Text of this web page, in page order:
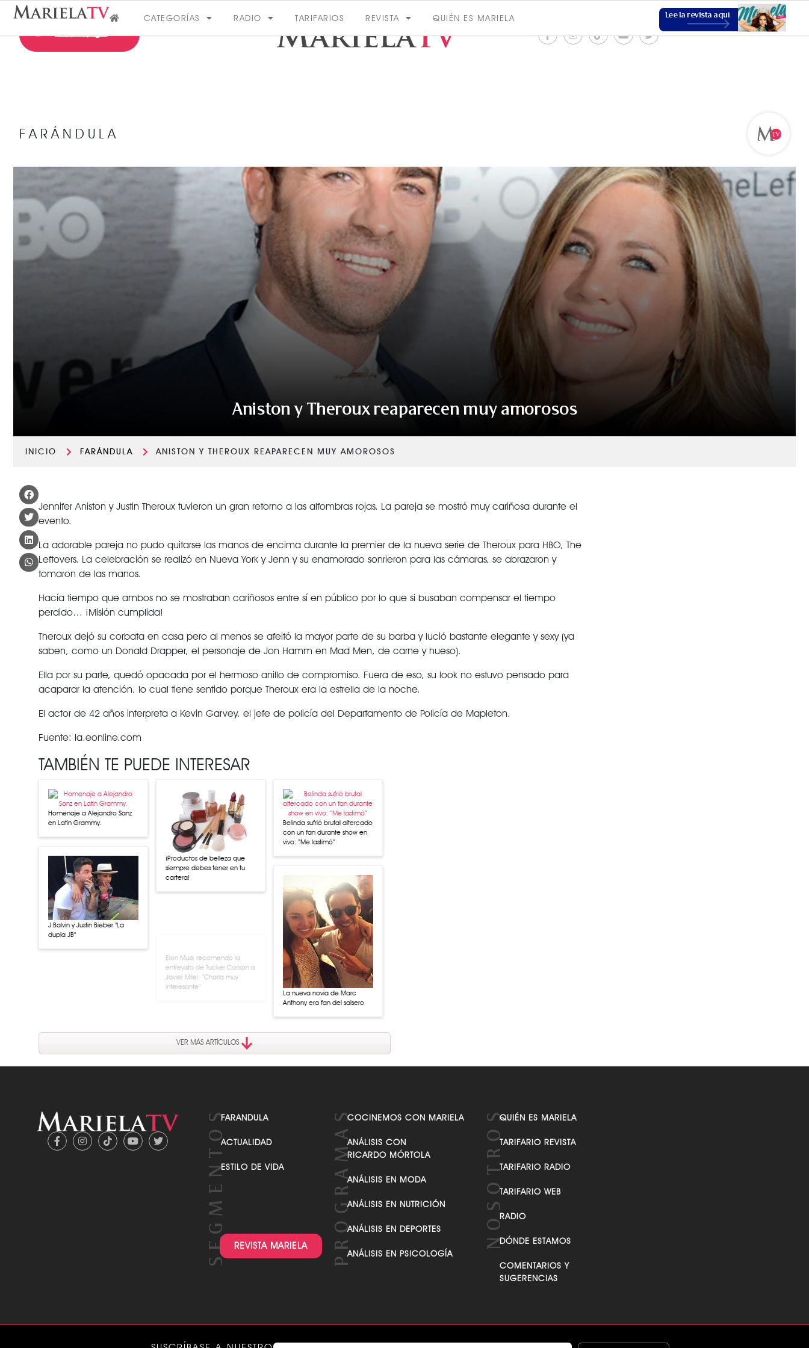
CATEGORÍAS RADIO TARIFARIOS REVISTA QUIÉN ES MARIELA Lee la revista aquí
VER MÁS VER MÁS VER MÁS
VER TODAS LAS CATEGORÍAS
FARÁNDULA
Aniston y Theroux reaparecen muy amorosos
INICIO FARÁNDULA ANISTON Y THEROUX REAPARECEN MUY AMOROSOS
Jennifer Aniston y Justin Theroux tuvieron un gran retorno a las alfombras rojas. La pareja se mostró muy cariñosa durante el
evento.
La adorable pareja no pudo quitarse las manos de encima durante la premier de la nueva serie de Theroux para HBO, The
Leftovers. La celebración se realizó en Nueva York y Jenn y su enamorado sonrieron para las cámaras, se abrazaron y
tomaron de las manos.
Hacía tiempo que ambos no se mostraban cariñosos entre sí en público por lo que si busaban compensar el tiempo
perdido… ¡Misión cumplida!
Theroux dejó su corbata en casa pero al menos se afeitó la mayor parte de su barba y lució bastante elegante y sexy (ya
saben, como un Donald Drapper, el personaje de Jon Hamm en Mad Men, de carne y hueso).
Ella por su parte, quedó opacada por el hermoso anillo de compromiso. Fuera de eso, su look no estuvo pensado para
acaparar la atención, lo cual tiene sentido porque Theroux era la estrella de la noche.
El actor de 42 años interpreta a Kevin Garvey, el jefe de policía del Departamento de Policía de Mapleton.
Fuente: la.eonline.com
TAMBIÉN TE PUEDE INTERESAR
Homenaje a Alejandro Sanz
en Latin Grammy.
J Balvin y Justin Bieber "La
dupla JB"
¡Productos de belleza que
siempre debes tener en tu
cartera!
interesante”
Belinda sufrió brutal altercado
con un fan durante show en
vivo: “Me lastimó”
La nueva novia de Marc
Anthony era fan del salsero
VER MÁS ARTÍCULOS
FARANDULA
ACTUALIDAD
ESTILO DE VIDA
REVISTA MARIELA
COCINEMOS CON MARIELA
ANÁLISIS CON
RICARDO MÓRTOLA
ANÁLISIS EN MODA
ANÁLISIS EN NUTRICIÓN
ANÁLISIS EN DEPORTES
ANÁLISIS EN PSICOLOGÍA
QUIÉN ES MARIELA
TARIFARIO REVISTA
TARIFARIO RADIO
TARIFARIO WEB
RADIO
DÓNDE ESTAMOS
COMENTARIOS Y
SUGERENCIAS